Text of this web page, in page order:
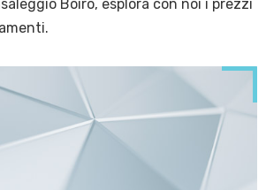
Boiro, esplora con noi i prezzi